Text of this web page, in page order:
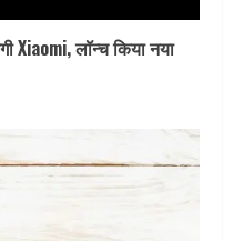
Xiaomi, लॉन्च किया नया